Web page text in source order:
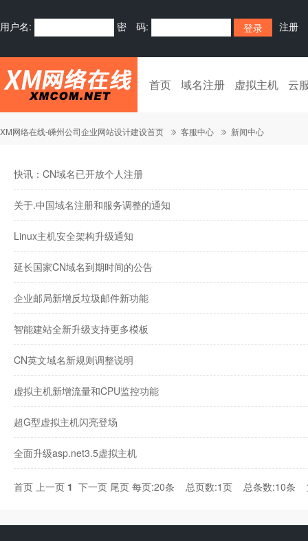
用户名: 密 码: 注册
首页 域名注册 虚拟主机 云
XM网络在线-嵊州公司企业网站设计建设首页 客服中心 新闻中心
快讯：CN域名已开放个人注册
关于.中国域名注册和服务调整的通知
Linux主机安全架构升级通知
延长国家CN域名到期时间的公告
企业邮局新增反垃圾邮件新功能
智能建站全新升级支持更多模板
CN英文域名新规则调整说明
虚拟主机新增流量和CPU监控功能
超G型虚拟主机闪亮登场
全面升级asp.net3.5虚拟主机
首页 上一页 1 下一页 尾页 每页:20条 总页数:1页 总条数:10条